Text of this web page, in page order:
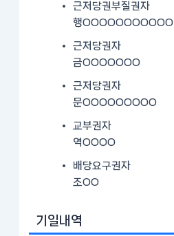
근저당권부질권자
행OOOOOOOOOOO
근저당권자
금OOOOOOO
근저당권자
문OOOOOOOOO
교부권자
역OOOO
배당요구권자
조OO
기일내역